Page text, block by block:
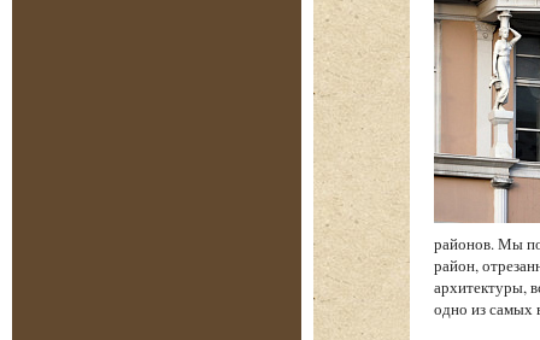
районов. Мы
район,
архитектуры,
одно из самых